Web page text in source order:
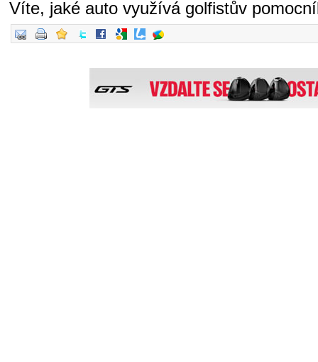
Víte, jaké auto využívá golfistův